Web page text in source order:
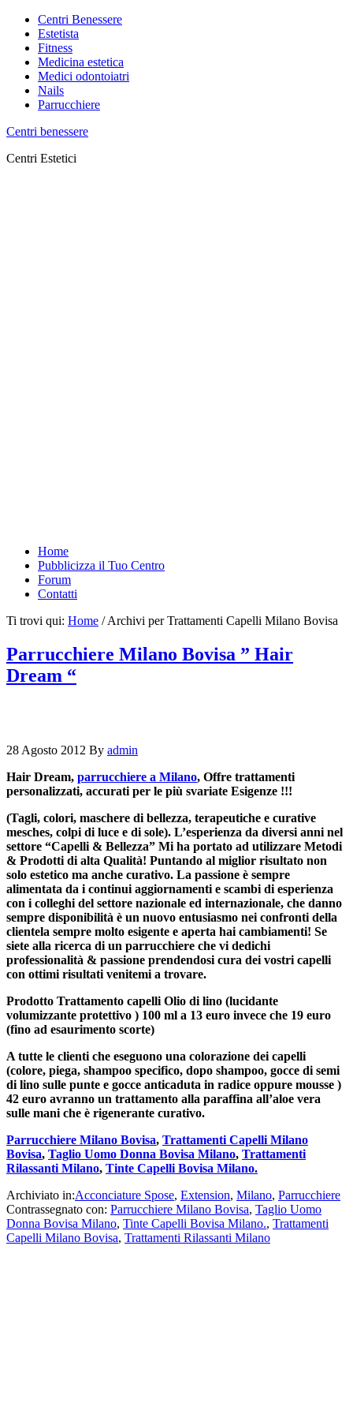
Centri Benessere
Estetista
Fitness
Medicina estetica
Medici odontoiatri
Nails
Parrucchiere
Centri benessere
Centri Estetici
Home
Pubblicizza il Tuo Centro
Forum
Contatti
Ti trovi qui: Home /Archivi per Trattamenti Capelli Milano Bovisa
Parrucchiere Milano Bovisa ” Hair
Dream “
28 Agosto 2012 By admin
Hair Dream, parrucchiere a Milano, Offre trattamenti
personalizzati, accurati per le più svariate Esigenze !!!
(Tagli, colori, maschere di bellezza, terapeutiche e curative
mesches, colpi di luce e di sole). L’esperienza da diversi anni nel
settore “Capelli & Bellezza” Mi ha portato ad utilizzare Metodi
& Prodotti di alta Qualità! Puntando al miglior risultato non
solo estetico ma anche curativo. La passione è sempre
alimentata da i continui aggiornamenti e scambi di esperienza
con i colleghi del settore nazionale ed internazionale, che danno
sempre disponibilità è un nuovo entusiasmo nei confronti della
clientela sempre molto esigente e aperta hai cambiamenti! Se
siete alla ricerca di un parrucchiere che vi dedichi
professionalità & passione prendendosi cura dei vostri capelli
con ottimi risultati venitemi a trovare.
Prodotto Trattamento capelli Olio di lino (lucidante
volumizzante protettivo ) 100 ml a 13 euro invece che 19 euro
(fino ad esaurimento scorte)
A tutte le clienti che eseguono una colorazione dei capelli
(colore, piega, shampoo specifico, dopo shampoo, gocce di semi
di lino sulle punte e gocce anticaduta in radice oppure mousse )
42 euro avranno un trattamento alla paraffina all’aloe vera
sulle mani che è rigenerante curativo.
Parrucchiere Milano Bovisa, Trattamenti Capelli Milano
Bovisa, Taglio Uomo Donna Bovisa Milano, Trattamenti
Rilassanti Milano, Tinte Capelli Bovisa Milano.
Archiviato in:Acconciature Spose, Extension, Milano, Parrucchiere
Contrassegnato con: Parrucchiere Milano Bovisa, Taglio Uomo
Donna Bovisa Milano, Tinte Capelli Bovisa Milano., Trattamenti
Capelli Milano Bovisa, Trattamenti Rilassanti Milano